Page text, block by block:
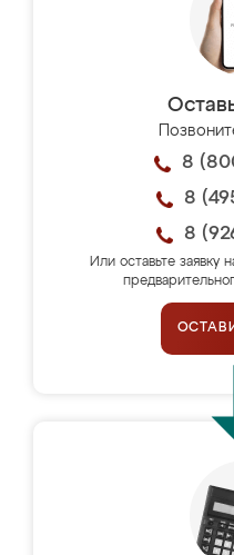
8
8
8
Или оставьте заявку